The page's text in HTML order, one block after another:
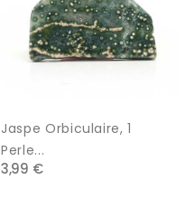
Jaspe Orbiculaire, 1
Perle...
3,99 €